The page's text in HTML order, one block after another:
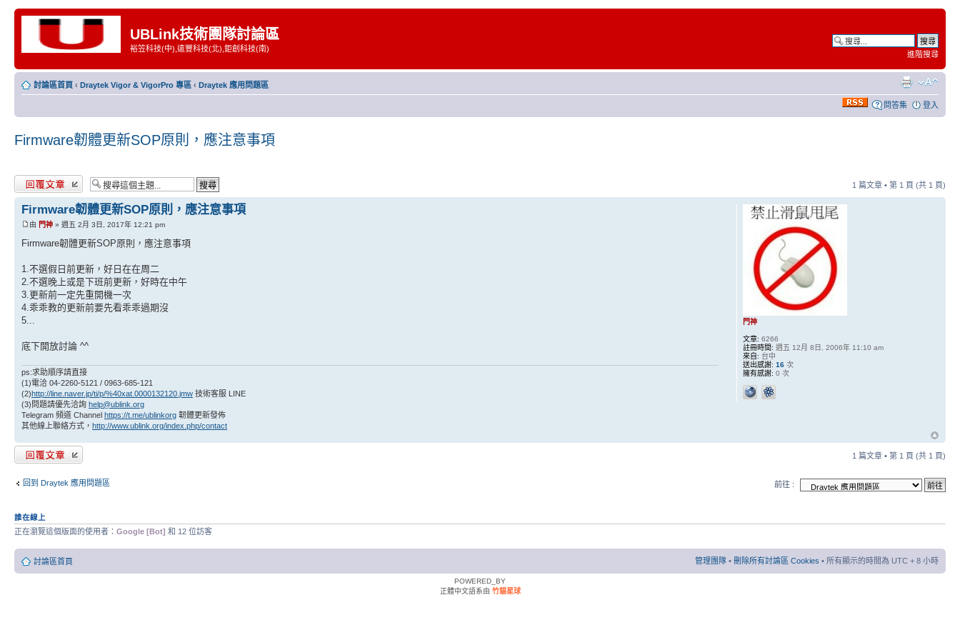
UBLink技術團隊討論區
裕笠科技(中),遠豐科技(北),鉅創科技(南)
進階搜尋
討論區首頁 ‹ Draytek Vigor & VigorPro 專區 ‹ Draytek 應用問題區
問答集 登入
Firmware韌體更新SOP原則，應注意事項
發表回覆 1 篇文章 • 第 1 頁 (共 1 頁)
Firmware韌體更新SOP原則，應注意事項
由 門神 » 週五 2月 3日, 2017年 12:21 pm
Firmware韌體更新SOP原則，應注意事項
1.不選假日前更新，好日在在周二
2.不選晚上或是下班前更新，好時在中午
3.更新前一定先重開機一次
4.乖乖教的更新前要先看乖乖過期沒
5...
底下開放討論 ^^
ps:求助順序請直接
(1)電洽 04-2260-5121 / 0963-685-121
(2)http://line.naver.jp/ti/p/%40xat.0000132120.jmw 技術客服 LINE
(3)問題請優先洽詢 help@ublink.org
Telegram 頻道 Channel https://t.me/ublinkorg 韌體更新發佈
其他線上聯絡方式， http://www.ublink.org/index.php/contact
門神
文章: 6266
註冊時間: 週五 12月 8日, 2006年 11:10 am
來自: 台中
送出感謝: 16次
擁有感謝: 0 次
發表回覆 1 篇文章 • 第 1 頁 (共 1 頁)
回到 Draytek 應用問題區 前往 :
誰在線上
正在瀏覽這個版面的使用者： Google [Bot] 和 12 位訪客
討論區首頁 管理團隊 • 刪除所有討論區 Cookies • 所有顯示的時間為 UTC + 8 小時
POWERED_BY
正體中文語系由 竹貓星球